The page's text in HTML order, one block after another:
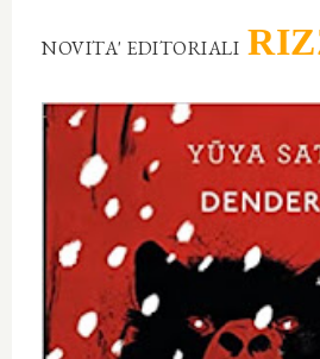
NOVITA' EDITORIALI